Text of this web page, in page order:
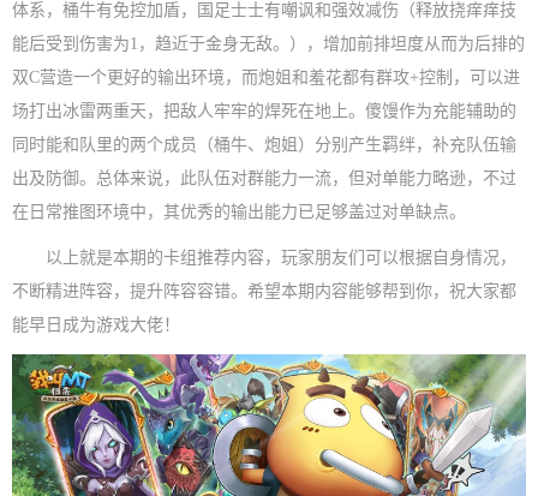
体系，桶牛有免控加盾，国足士士有嘲讽和强效减伤（释放挠痒痒技
能后受到伤害为1，趋近于金身无敌。），增加前排坦度从而为后排的
双C营造一个更好的输出环境，而炮姐和羞花都有群攻+控制，可以进
场打出冰雷两重天，把敌人牢牢的焊死在地上。傻馒作为充能辅助的
同时能和队里的两个成员（桶牛、炮姐）分别产生羁绊，补充队伍输
出及防御。总体来说，此队伍对群能力一流，但对单能力略逊，不过
在日常推图环境中，其优秀的输出能力已足够盖过对单缺点。
以上就是本期的卡组推荐内容，玩家朋友们可以根据自身情况，
不断精进阵容，提升阵容容错。希望本期内容能够帮到你，祝大家都
能早日成为游戏大佬！